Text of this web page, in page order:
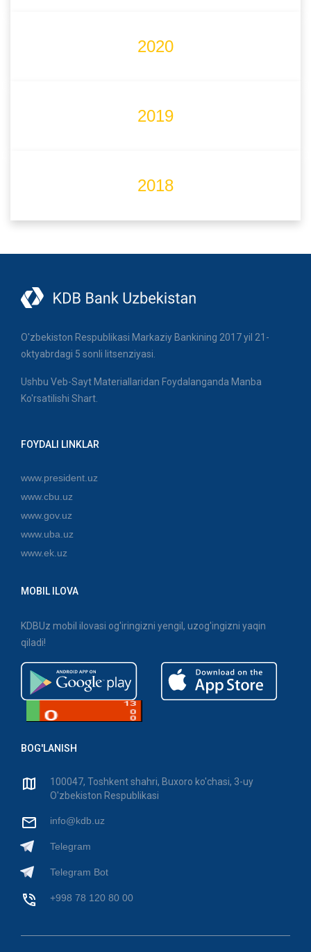
2020
2019
2018
O'zbekiston Respublikasi Markaziy Bankining 2017 yil 21-
oktyabrdagi 5 sonli litsenziyasi.
Ushbu Veb-Sayt Materiallaridan Foydalanganda Manba
Ko'rsatilishi Shart.
FOYDALI LINKLAR
www.president.uz
www.cbu.uz
www.gov.uz
www.uba.uz
www.ek.uz
MOBIL ILOVA
KDBUz mobil ilovasi og'iringizni yengil, uzog'ingizni yaqin
qiladi!
BOG'LANISH
100047, Toshkent shahri, Buxoro ko'chasi, 3-uy
O'zbekiston Respublikasi
info@kdb.uz
Telegram
Telegram Bot
+998 78 120 80 00